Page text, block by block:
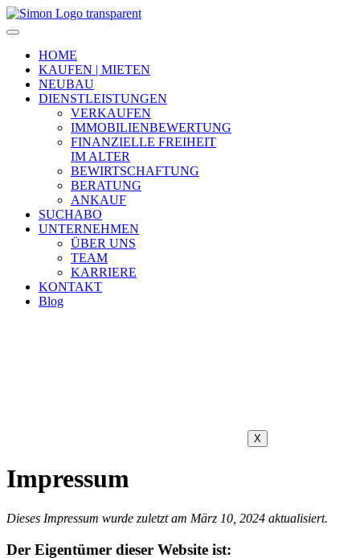
HOME
KAUFEN | MIETEN
NEUBAU
DIENSTLEISTUNGEN
VERKAUFEN
IMMOBILIENBEWERTUNG
FINANZIELLE FREIHEIT
IM ALTER
BEWIRTSCHAFTUNG
BERATUNG
ANKAUF
SUCHABO
UNTERNEHMEN
ÜBER UNS
TEAM
KARRIERE
KONTAKT
Blog
X
Impressum
Dieses Impressum wurde zuletzt am März 10, 2024 aktualisiert.
Der Eigentümer dieser Website ist: